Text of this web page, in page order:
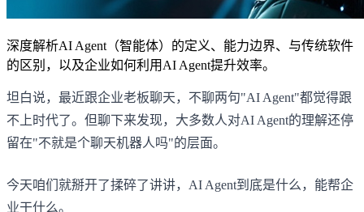
深度解析AI Agent（智能体）的定义、能力边界、与传统软件
的区别，以及企业如何利用AI Agent提升效率。
坦白说，最近跟企业老板聊天，不聊两句"AI Agent"都觉得跟
不上时代了。但聊下来发现，大多数人对AI Agent的理解还停
留在"不就是个聊天机器人吗"的层面。
今天咱们就掰开了揉碎了讲讲，AI Agent到底是什么，能帮企
业干什么。